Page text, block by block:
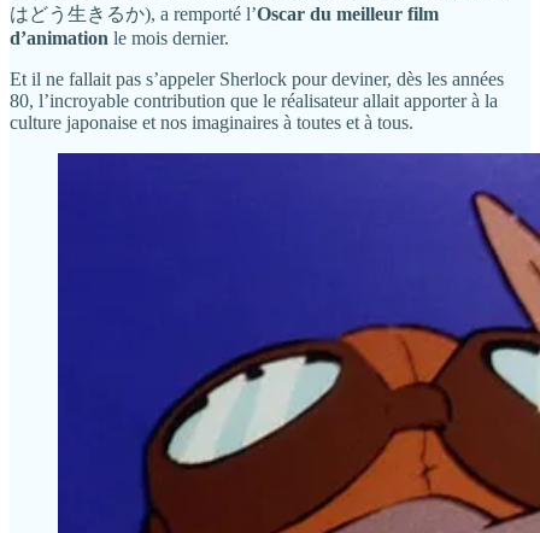
はどう生きるか), a remporté l’Oscar du meilleur film
d’animation le mois dernier.
Et il ne fallait pas s’appeler Sherlock pour deviner, dès les années
80, l’incroyable contribution que le réalisateur allait apporter à la
culture japonaise et nos imaginaires à toutes et à tous.